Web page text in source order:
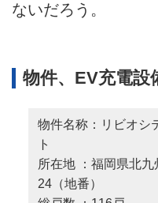
ないだろう。
物件、EV充電設
物件名称：リビオシ
ト
所在地 ：福岡県北
24（地番）